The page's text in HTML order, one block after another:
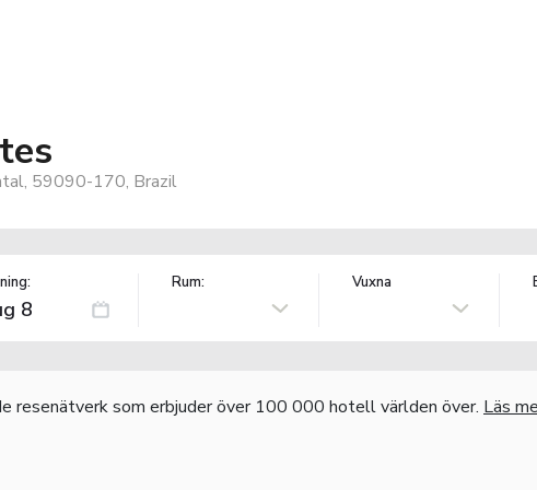
59090-170, Brazil
Rum: Vuxna
resenätverk som erbjuder över 100 000 hotell världen över. Läs